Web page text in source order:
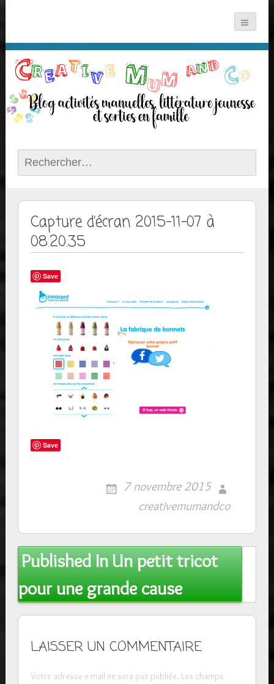
Rechercher :
Capture d’écran 2015-11-07 à
08.20.35
Save
Save
7 novembre 2015
creativemumandco
Post
navigation
Published InUn petit tricot
pour une grande cause
LAISSER UN COMMENTAIRE
Votre adresse e-mail ne sera pas publiée. Les champs